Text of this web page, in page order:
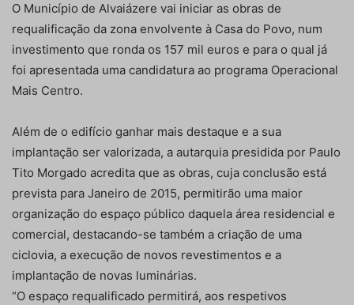
O Município de Alvaiázere vai iniciar as obras de
requalificação da zona envolvente à Casa do Povo, num
investimento que ronda os 157 mil euros e para o qual já
foi apresentada uma candidatura ao programa Operacional
Mais Centro.
Além de o edifício ganhar mais destaque e a sua
implantação ser valorizada, a autarquia presidida por Paulo
Tito Morgado acredita que as obras, cuja conclusão está
prevista para Janeiro de 2015, permitirão uma maior
organização do espaço público daquela área residencial e
comercial, destacando-se também a criação de uma
ciclovia, a execução de novos revestimentos e a
implantação de novas luminárias.
“O espaço requalificado permitirá, aos respetivos